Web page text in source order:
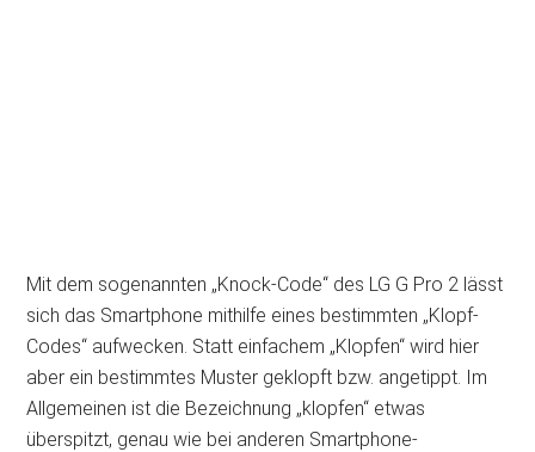
Mit dem sogenannten „Knock-Code“ des LG G Pro 2 lässt
sich das Smartphone mithilfe eines bestimmten „Klopf-
Codes“ aufwecken. Statt einfachem „Klopfen“ wird hier
aber ein bestimmtes Muster geklopft bzw. angetippt. Im
Allgemeinen ist die Bezeichnung „klopfen“ etwas
überspitzt, genau wie bei anderen Smartphone-